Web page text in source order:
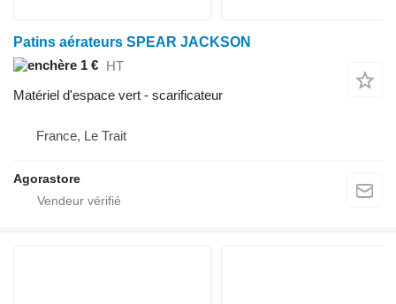
Patins aérateurs SPEAR JACKSON
1 € HT
Matériel d'espace vert - scarificateur
France, Le Trait
Agorastore